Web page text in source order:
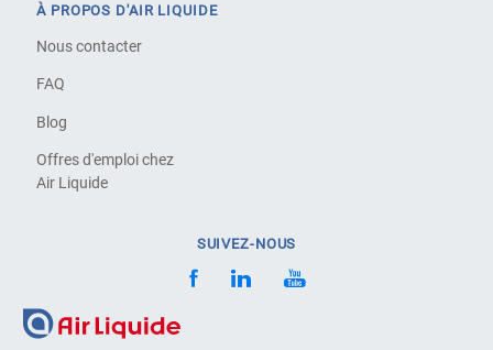
À PROPOS D'AIR LIQUIDE
Nous contacter
FAQ
Blog
Offres d'emploi chez
Air Liquide
SUIVEZ-NOUS